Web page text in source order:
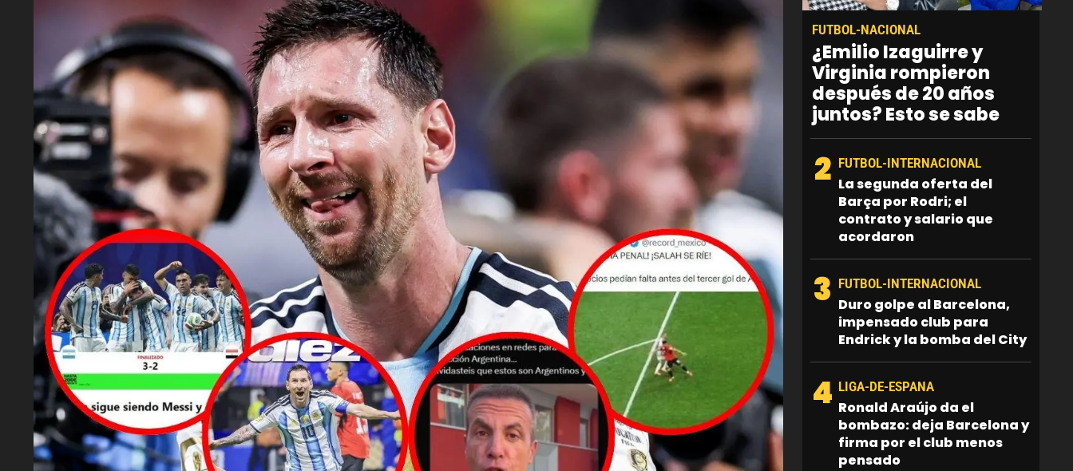
FUTBOL-NACIONAL
¿Emilio Izaguirre y
Virginia rompieron
después de 20 años
juntos? Esto se sabe
2 FUTBOL-INTERNACIONAL
La segunda oferta del
Barça por Rodri; el
contrato y salario que
acordaron
3 FUTBOL-INTERNACIONAL
Duro golpe al Barcelona,
impensado club para
Endrick y la bomba del City
4 LIGA-DE-ESPANA
Ronald Araújo da el
bombazo: deja Barcelona y
firma por el club menos
pensado